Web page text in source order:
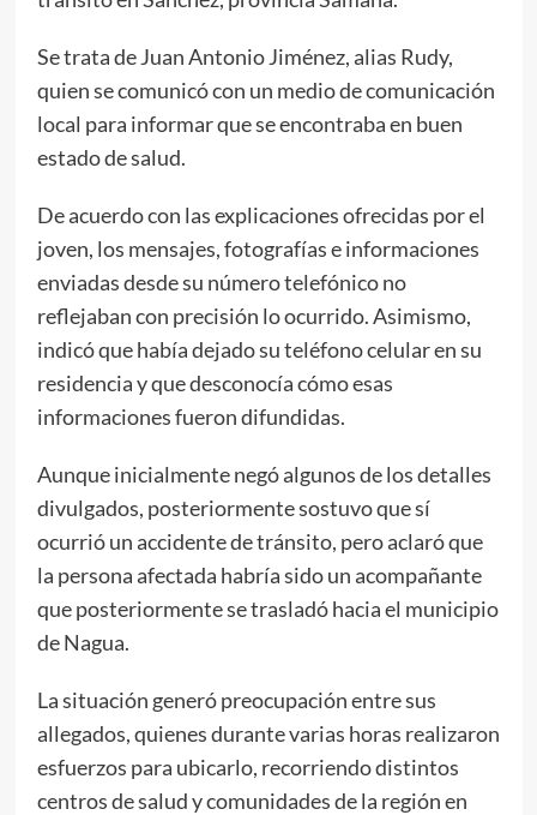
Se trata de Juan Antonio Jiménez, alias Rudy,
quien se comunicó con un medio de comunicación
local para informar que se encontraba en buen
estado de salud.
De acuerdo con las explicaciones ofrecidas por el
joven, los mensajes, fotografías e informaciones
enviadas desde su número telefónico no
reflejaban con precisión lo ocurrido. Asimismo,
indicó que había dejado su teléfono celular en su
residencia y que desconocía cómo esas
informaciones fueron difundidas.
Aunque inicialmente negó algunos de los detalles
divulgados, posteriormente sostuvo que sí
ocurrió un accidente de tránsito, pero aclaró que
la persona afectada habría sido un acompañante
que posteriormente se trasladó hacia el municipio
de Nagua.
La situación generó preocupación entre sus
allegados, quienes durante varias horas realizaron
esfuerzos para ubicarlo, recorriendo distintos
centros de salud y comunidades de la región en